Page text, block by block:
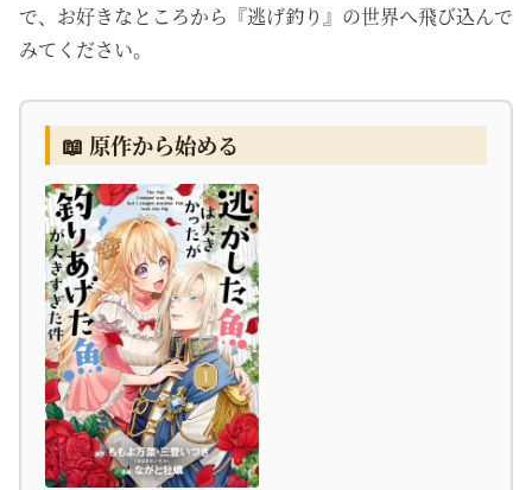
で、お好きなところから『逃げ釣り』の世界へ飛び込んで
みてください。
📖 原作から始める